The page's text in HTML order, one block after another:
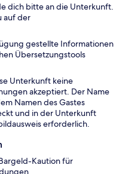
dich bitte an die Unterkunft.
auf der
gestellte Informationen
Übersetzungstools
Unterkunft keine
akzeptiert. Der Name
Namen des Gastes
und in der Unterkunft
erforderlich.
Kaution für